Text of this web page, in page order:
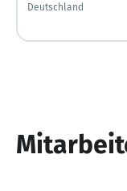
Deutschland